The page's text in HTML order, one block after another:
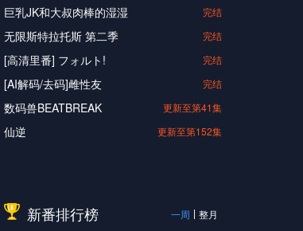
巨乳JK和大叔肉棒的湿湿 完结
无限斯特拉托斯 第二季 完结
[高清里番] フォルト! 完结
[AI解码/去码]雌性友 完结
数码兽BEATBREAK 更新至第41集
仙逆 更新至第152集
新番排行榜 一周 整月